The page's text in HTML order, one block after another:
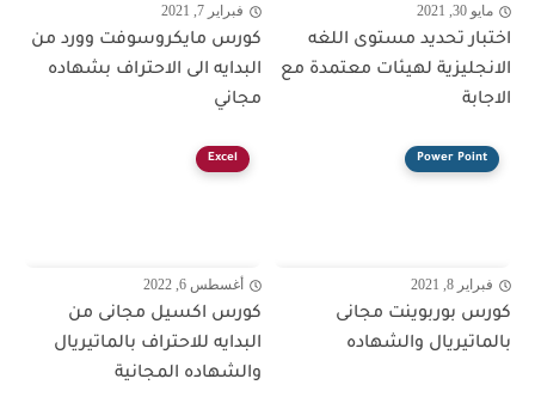
مايو 30, 2021
اختبار تحديد مستوى اللغه
الانجليزية لهيئات معتمدة مع
الاجابة
فبراير 7, 2021
كورس مايكروسوفت وورد من
البدايه الى الاحتراف بشهاده
مجاني
Power Point
فبراير 8, 2021
كورس بوربوينت مجانى
بالماتيريال والشهاده
Excel
أغسطس 6, 2022
كورس اكسيل مجانى من
البدايه للاحتراف بالماتيريال
والشهاده المجانية